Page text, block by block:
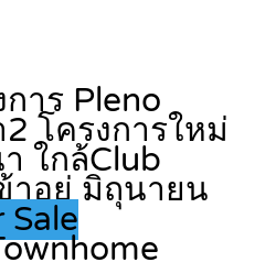
าร Pleno
โครงการใหม่
ใกล้Club
าอยู่ มิถุนายน
Sale